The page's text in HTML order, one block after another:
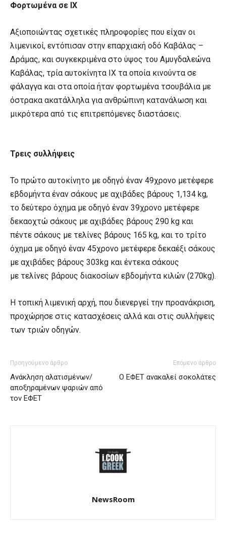
Φορτωμένα σε ΙΧ
Αξιοποιώντας σχετικές πληροφορίες που είχαν οι
λιμενικοί, εντόπισαν στην επαρχιακή οδό Καβάλας –
Δράμας, και συγκεκριμένα στο ύψος του Αμυγδαλεώνα
Καβάλας, τρία αυτοκίνητα ΙΧ τα οποία κινούντα σε
φάλαγγα και στα οποία ήταν φορτωμένα τσουβάλια με
όστρακα ακατάλληλα για ανθρώπινη κατανάλωση και
μικρότερα από τις επιτρεπόμενες διαστάσεις.
Τρεις συλλήψεις
Το πρώτο αυτοκίνητο με οδηγό έναν 49χρονο μετέφερε
εβδομήντα έναν σάκους με αχιβάδες βάρους 1,134 kg,
το δεύτερο όχημα με οδηγό έναν 39χρονο μετέφερε
δεκαοχτώ σάκους με αχιβάδες βάρους 290 kg και
πέντε σάκους με τελίνες βάρους 165 kg, και το τρίτο
όχημα με οδηγό έναν 45χρονο μετέφερε δεκαέξι σάκους
με αχιβάδες βάρους 303kg και έντεκα σάκους
με τελίνες βάρους διακοσίων εβδομήντα κιλών (270kg).
Η τοπική λιμενική αρχή, που διενεργεί την προανάκριση,
προχώρησε στις κατασχέσεις αλλά και στις συλλήψεις
των τριών οδηγών.
Προηγούμενο άρθρο
Ανάκληση αλατισμένων/
αποξηραμένων ψαριών από
τον ΕΦΕΤ
Επόμενο άρθρο
Ο ΕΦΕΤ ανακαλεί σοκολάτες
NewsRoom